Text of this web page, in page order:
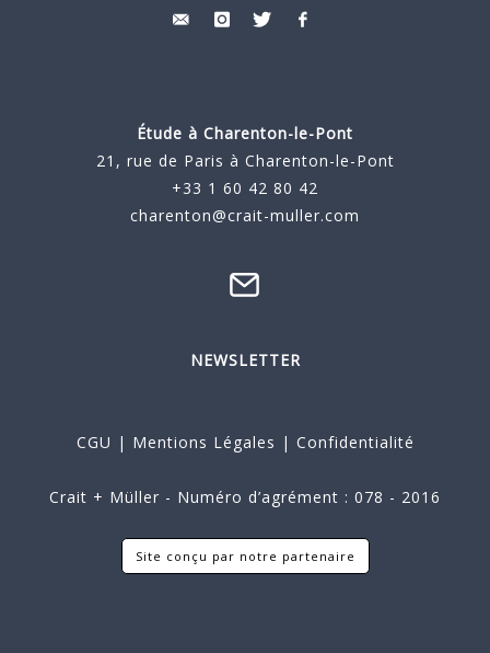
Étude à Charenton-le-Pont
21, rue de Paris à Charenton-le-Pont
+33 1 60 42 80 42
charenton@crait-muller.com
NEWSLETTER
CGU | Mentions Légales | Confidentialité
Crait + Müller - Numéro d’agrément : 078 - 2016
Site conçu par notre partenaire